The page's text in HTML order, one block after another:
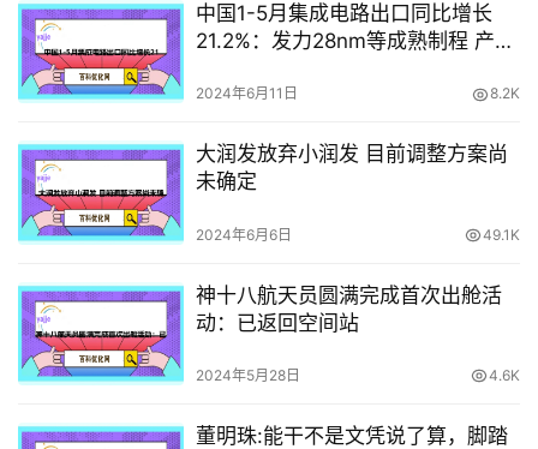
中国1-5月集成电路出口同比增长
21.2%：发力28nm等成熟制程 产能
2024年6月11日 8.2K
大润发放弃小润发 目前调整方案尚
未确定
2024年6月6日 49.1K
神十八航天员圆满完成首次出舱活
动：已返回空间站
2024年5月28日 4.6K
董明珠:能干不是文凭说了算，脚踏